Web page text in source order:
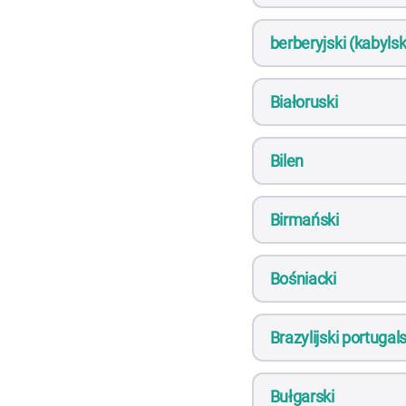
berberyjski
Białoruski
Bilen
Birmański
Bośniacki
Brazylijski
Bułgarski